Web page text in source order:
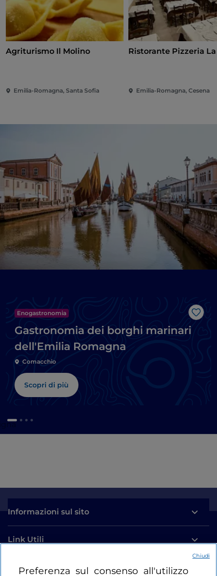
Agriturismo Il Molino
Emilia-Romagna, Santa Sofia
Ristorante Pizzeria
Emilia-Romagna, Cesena
Like
Enogastronomia
Gastronomia dei borghi marinari
dell'Emilia Romagna
Comacchio
Scopri di più
Informazioni sul sito
Link Utili
Login
Preferenza sul consenso all'utilizzo
Chiudi